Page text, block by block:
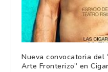
Nueva convocatoria del
Arte Fronterizo” en